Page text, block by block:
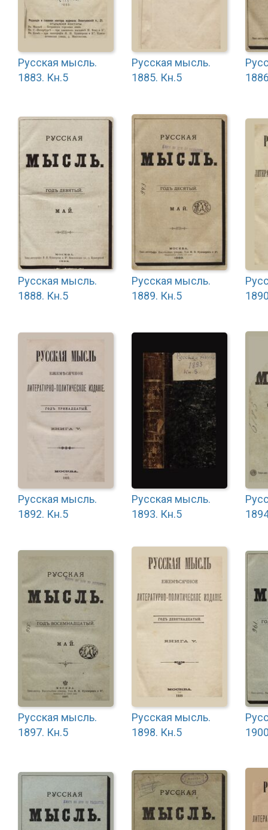
Русская мысль.
1883. Кн.5
Русская мысль.
1885. Кн.5
Русская мысль.
1888. Кн.5
Русская мысль.
1889. Кн.5
Русская мысль.
1892. Кн.5
Русская мысль.
1893. Кн.5
Русская мысль.
1897. Кн.5
Русская мысль.
1898. Кн.5